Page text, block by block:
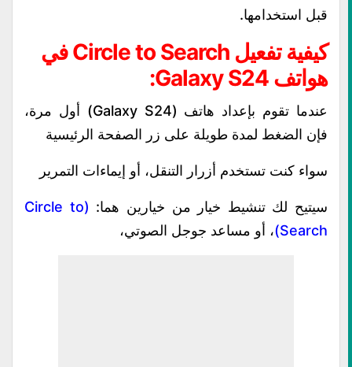
قبل استخدامها.
كيفية تفعيل Circle to Search في
هواتف Galaxy S24:
عندما تقوم بإعداد هاتف (Galaxy S24) أول مرة،
فإن الضغط لمدة طويلة على زر الصفحة الرئيسية
سواء كنت تستخدم أزرار التنقل، أو إيماءات التمرير
سيتيح لك تنشيط خيار من خيارين هما:
(Circle to
Search) ، أو مساعد جوجل الصوتي،